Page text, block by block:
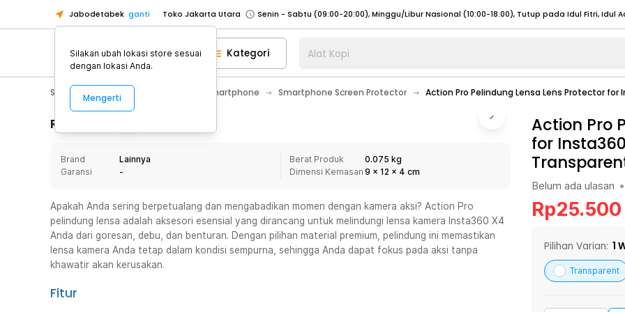
Jabodetabek ganti Toko Jakarta Utara
Toko Tangerang
Toko Cikupa
Pick n Go Jakarta Barat
Senin - Jumat (07:00 - 20:00), Sabtu - Minggu (08:00 - 20:00), Tutup pada Idul Fitri
Pick n Go Bekasi
Senin - Jumat (08:00 - 20:00), Sabtu - Minggu/ Libur Nasional (08:00 - 17:00) Selengkapnya
Senin - Jumat (08:00 - 20:00), Sabtu - Minggu/ Libur Nasional (08:00 - 17:00) Selengkapnya
Senin - Sabtu (09:00-20:00), Minggu/Libur Nasional (12:00-20:00), Tutup pada Idul Fitri
Senin - Sabtu (09:00-20:00), Minggu/Libur Nasional (12:00-20:00), Tutup pada Idul Fitri
Toko Tangerang
Toko Cikupa
Pick n Go Jakarta Barat
Senin - Jumat (07:00 - 20:00), Sabtu - Minggu (08:00 - 20:00), Tutup pada Idul Fitri
Pick n Go Bekasi
Senin - Jumat (08:00 - 20:00), Sabtu - Minggu/ Libur Nasional (08:00 - 17:00) Selengkapnya
Kategori Alat Kopi
Smartphone & Tablet Aksesoris Smartphone Smartphone Screen Protector Action Pro Pelindung Lensa Lens Protector
Rincian Produk
Brand
Lainnya
Garansi
-
Berat Produk
0.075 kg
Dimensi Kemasan 9 x 12 x 4 cm
Apakah Anda sering berpetualang dan mengabadikan momen dengan kamera aksi? Action Pro
pelindung lensa adalah aksesori esensial yang dirancang untuk melindungi lensa kamera Insta360 X4
Anda dari goresan, debu, dan benturan. Dengan pilihan material premium, pelindung ini memastikan
lensa kamera Anda tetap dalam kondisi sempurna, sehingga Anda dapat fokus pada aksi tanpa
khawatir akan kerusakan.
Fitur
Action Pro
for
Belum ada ulasan •
Rp25.500
Pilihan Varian: 1
Transparent
Silakan ubah lokasi store sesuai
dengan lokasi Anda.
Mengerti